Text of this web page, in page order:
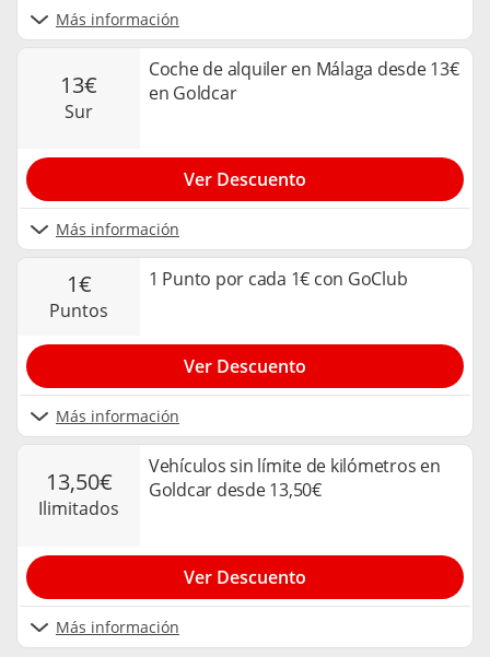
Más información
13€
sur
Coche de alquiler en Málaga desde 13€
en Goldcar
Más información
Ver Descuento
1€
puntos
1 Punto por cada 1€ con GoClub
Más información
Ver Descuento
13,50€
ilimitados
Vehículos sin límite de kilómetros en
Goldcar desde 13,50€
Más información
Ver Descuento